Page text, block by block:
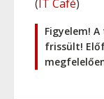
(IT Café)
Figyelem!
frissült!